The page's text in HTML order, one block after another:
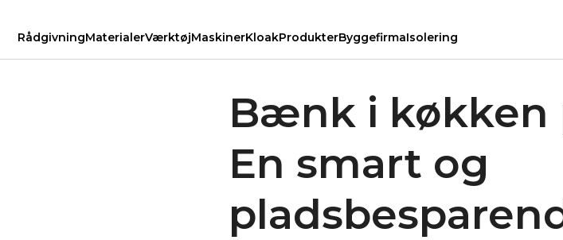
RådgivningMaterialerVærktøjMaskinerKloakProdukterByggefirmaIsolering
Bænk i køkken
En smart og